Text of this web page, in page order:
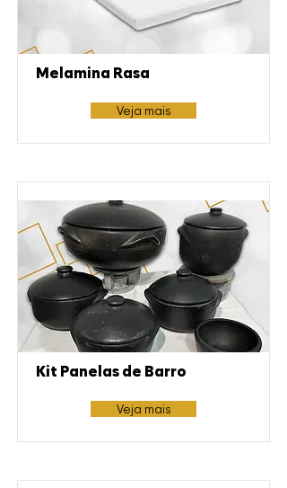
Melamina Rasa
Veja mais
Kit Panelas de Barro
Veja mais